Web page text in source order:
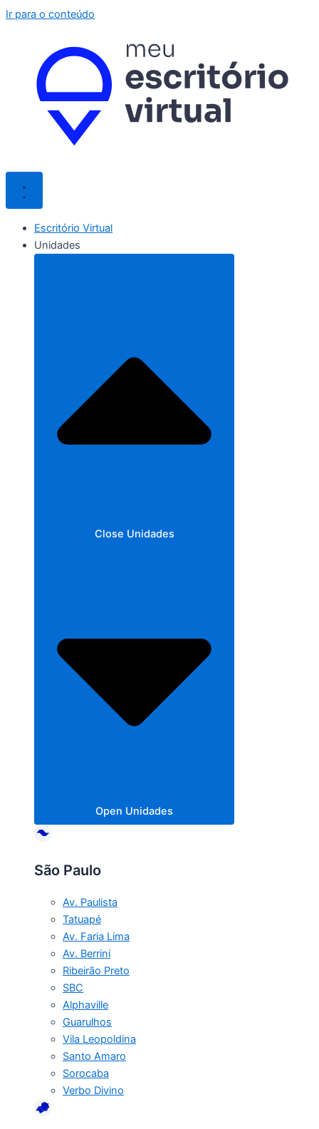
Ir para o conteúdo
Escritório Virtual
Unidades
Close Unidades
Open Unidades
São Paulo
Av. Paulista
Tatuapé
Av. Faria Lima
Av. Berrini
Ribeirão Preto
SBC
Alphaville
Guarulhos
Vila Leopoldina
Santo Amaro
Sorocaba
Verbo Divino